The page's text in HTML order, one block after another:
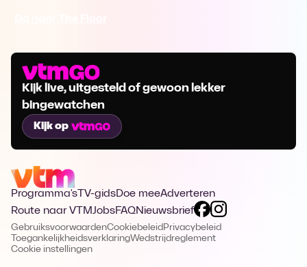
Kijk live, uitgesteld of gewoon lekker
bingewatchen
Kijk op
Programma's TV-gidsDoe meeAdverteren
Route naar VTMJobsFAQNieuwsbrief
GebruiksvoorwaardenCookiebeleid Privacybeleid
ToegankelijkheidsverklaringWedstrijdreglement
Cookie instellingen